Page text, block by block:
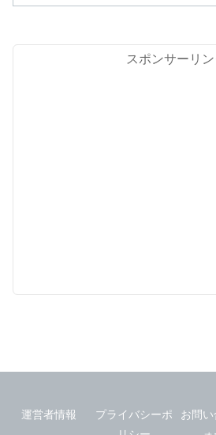
スポンサーリン
運営者情報
プライバシーポ
お問